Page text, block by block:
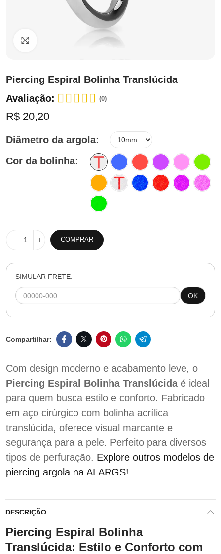
Clique para ampliar
Piercing Espiral Bolinha Translúcida
Avaliação:
(0)
R$ 20,20
Diâmetro da argola
Cor da bolinha
COMPRAR
SIMULAR FRETE:
OK
Com design moderno e acabamento leve, o
Piercing Espiral Bolinha Translúcidaé ideal
para quem busca estilo e conforto. Fabricado
em aço cirúrgico com bolinha acrílica
translúcida, oferece visual marcante e
segurança para a pele. Perfeito para diversos
tipos de perfuração. Explore outros modelos de
piercing argola na ALARGS!
DESCRIÇÃO
Piercing Espiral Bolinha
Translúcida: Estilo e Conforto com